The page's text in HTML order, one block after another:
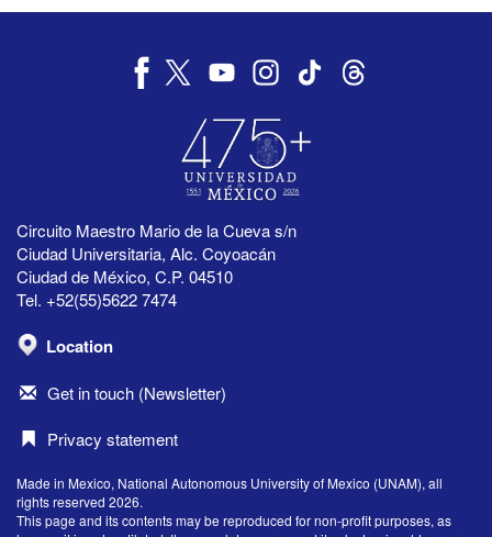
Circuito Maestro Mario de la Cueva s/n
Ciudad Universitaria, Alc. Coyoacán
Ciudad de México, C.P. 04510
Tel. +52(55)5622 7474
Location
Get in touch (Newsletter)
Privacy statement
Made in Mexico, National Autonomous University of Mexico (UNAM), all
rights reserved 2026.
This page and its contents may be reproduced for non-profit purposes, as